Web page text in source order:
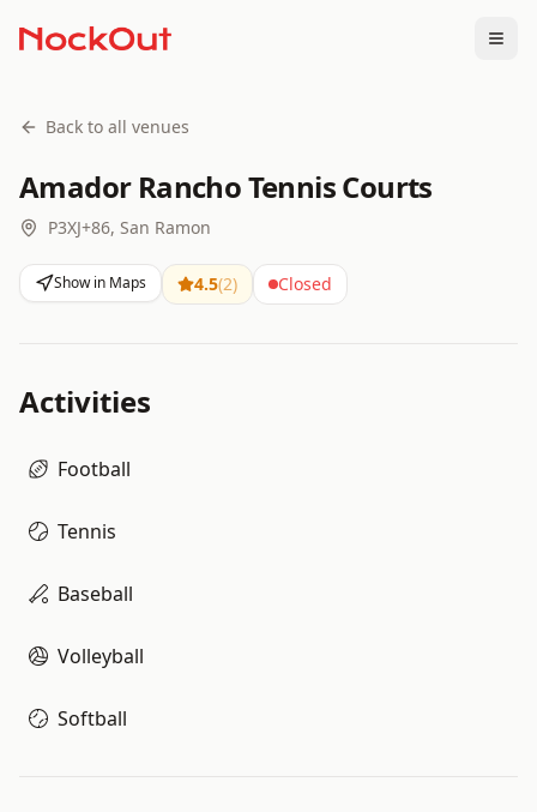
Back to all venues
Amador Rancho Tennis Courts
P3XJ+86, San Ramon
Show in Maps 4.5(2) Closed
Activities
Football
Tennis
Baseball
Volleyball
Softball